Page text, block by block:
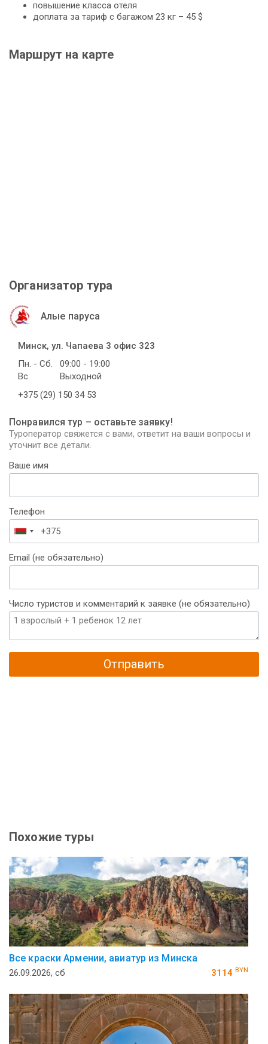
повышение класса отеля
доплата за тариф с багажом 23 кг – 45 $
Маршрут на карте
Организатор тура
Алые паруса
Минск, ул. Чапаева 3 офис 323
Пн. - Сб.
09:00 - 19:00
Вс.
Выходной
+375 (29) 150 34 53
Понравился тур – оставьте заявку!
Туроператор свяжется с вами, ответит на ваши вопросы и
уточнит все детали.
Ваше имя
Телефон
Беларусь
+375
Email (не обязательно)
Число туристов и комментарий к заявке (не обязательно)
Отправить
Похожие туры
Все краски Армении, авиатур из Минска
26.09.2026, сб 3114 BYN